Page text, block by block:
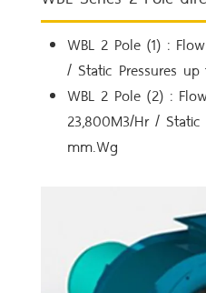
WBL 2 Pole (1) :
/ Static Pressures
WBL 2 Pole (2) :
23,800M3/Hr /
mm.Wg